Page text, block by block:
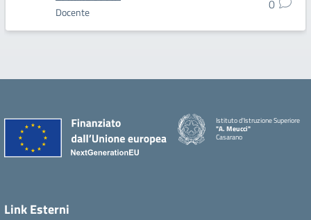
Docente 0
Istituto d'Istruzione Superiore
"A. Meucci"
Casarano
Link Esterni